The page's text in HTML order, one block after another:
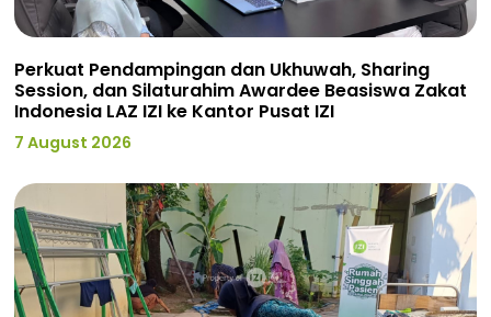
Perkuat Pendampingan dan Ukhuwah, Sharing
Session, dan Silaturahim Awardee Beasiswa Zakat
Indonesia LAZ IZI ke Kantor Pusat IZI
7 August 2026